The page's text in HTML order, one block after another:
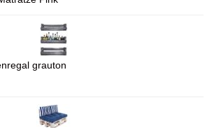
grauton